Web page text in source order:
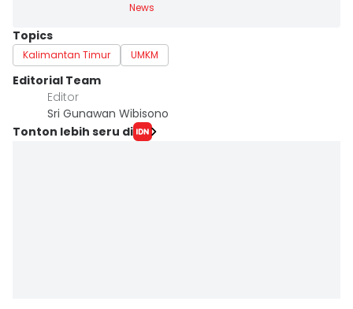
News
Topics
Kalimantan Timur UMKM
Editorial Team
Editor
Sri Gunawan Wibisono
Tonton lebih seru di